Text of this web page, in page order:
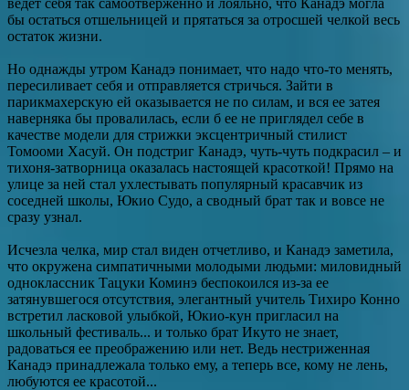
ведет себя так самоотверженно и лояльно, что Канадэ могла
бы остаться отшельницей и прятаться за отросшей челкой весь
остаток жизни.
Но однажды утром Канадэ понимает, что надо что-то менять,
пересиливает себя и отправляется стричься. Зайти в
парикмахерскую ей оказывается не по силам, и вся ее затея
наверняка бы провалилась, если б ее не приглядел себе в
качестве модели для стрижки эксцентричный стилист
Томооми Хасуй. Он подстриг Канадэ, чуть-чуть подкрасил – и
тихоня-затворница оказалась настоящей красоткой! Прямо на
улице за ней стал ухлестывать популярный красавчик из
соседней школы, Юкио Судо, а сводный брат так и вовсе не
сразу узнал.
Исчезла челка, мир стал виден отчетливо, и Канадэ заметила,
что окружена симпатичными молодыми людьми: миловидный
одноклассник Тацуки Коминэ беспокоился из-за ее
затянувшегося отсутствия, элегантный учитель Тихиро Конно
встретил ласковой улыбкой, Юкио-кун пригласил на
школьный фестиваль... и только брат Икуто не знает,
радоваться ее преображению или нет. Ведь нестриженная
Канадэ принадлежала только ему, а теперь все, кому не лень,
любуются ее красотой...